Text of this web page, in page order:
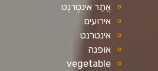
אֲתַר אִינטֶרנֶט
אירועים
אינטרנט
אופנה
vegetable